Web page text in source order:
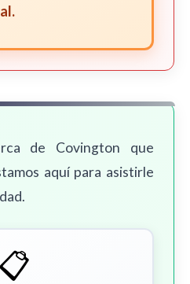
de Covington que
aquí para asistirle
📋